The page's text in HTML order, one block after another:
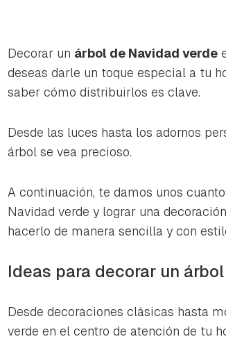
Guardar como
Decorar un árbol de Navidad verde
deseas darle un toque especial a tu
saber cómo distribuirlos es clave.
Desde las luces hasta los adornos
árbol se vea precioso.
A continuación, te damos unos
Navidad verde y lograr una
hacerlo de manera sencilla y con
Ideas para decorar un
Desde decoraciones clásicas hasta
verde en el centro de atención de tu